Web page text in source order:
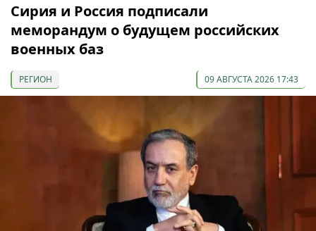
Сирия и Россия подписали
меморандум о будущем российских
военных баз
РЕГИОН 09 АВГУСТА 2026 17:43